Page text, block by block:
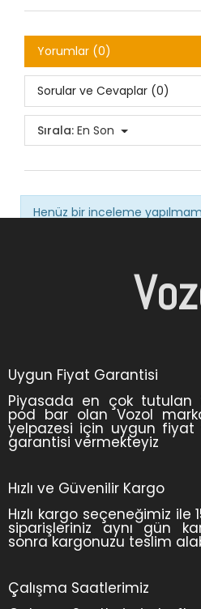
Yorumlar (0)
Sorular ve Cevaplar (0)
Sırala: En Son
Henüz bir inceleme
Uygun Fiyat Garantisi
Piyasada en çok tutulan
pod bar olan Vozol
yelpazesi için uygun fiyat
garantisi vermekteyiz
Hızlı ve Güvenilir Kargo
Hızlı kargo seçeneğimiz
siparişleriniz aynı gün
sonra kargonuzu teslim
Çalışma Saatlerimiz